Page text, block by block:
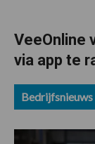
VeeOnline
via app te
Bedrijfsnieuws